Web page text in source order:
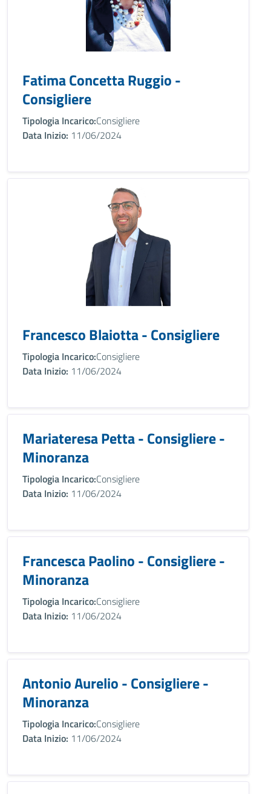
Fatima Concetta Ruggio -
Consigliere
Tipologia Incarico:Consigliere
Data Inizio: 11/06/2024
Francesco Blaiotta - Consigliere
Tipologia Incarico:Consigliere
Data Inizio: 11/06/2024
Mariateresa Petta - Consigliere -
Minoranza
Tipologia Incarico:Consigliere
Data Inizio: 11/06/2024
Francesca Paolino - Consigliere -
Minoranza
Tipologia Incarico:Consigliere
Data Inizio: 11/06/2024
Antonio Aurelio - Consigliere -
Minoranza
Tipologia Incarico:Consigliere
Data Inizio: 11/06/2024